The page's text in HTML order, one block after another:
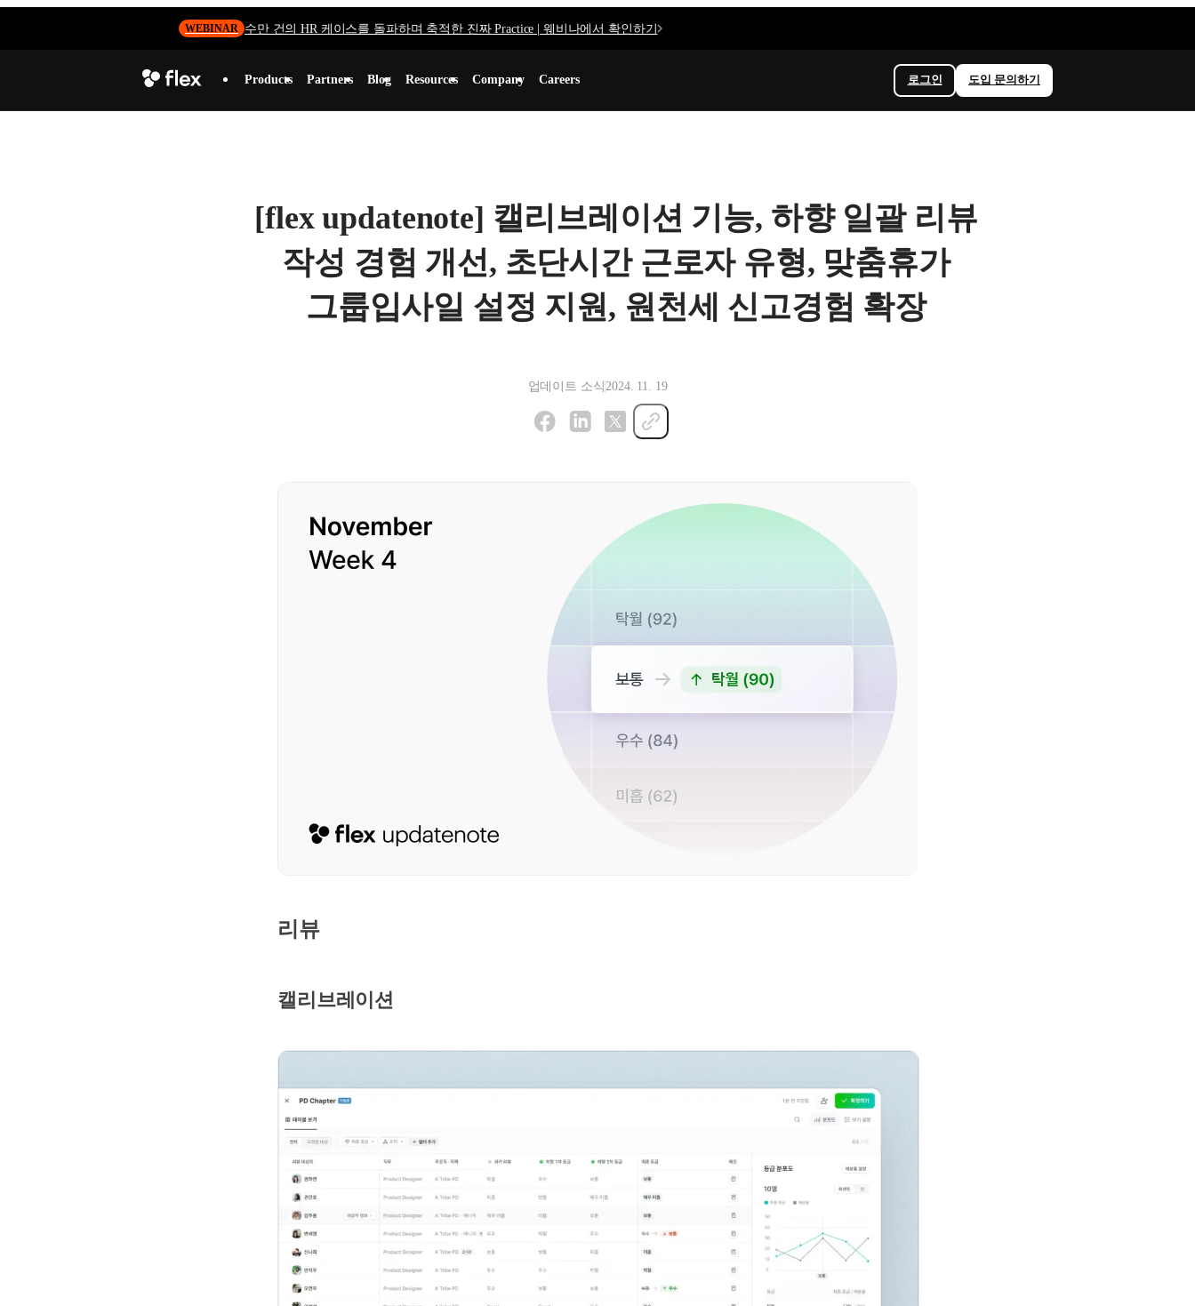
WEBINAR 수만 건의 HR 케이스를 돌파하며 축적한 진짜 Practice | 웨비나에서 확인하기
Products Partners Blog Resources Company Careers 로그인 도입 문의하기
[flex updatenote] 캘리브레이션 기능, 하향 일괄 리뷰
작성 경험 개선, 초단시간 근로자 유형, 맞춤휴가
그룹입사일 설정 지원, 원천세 신고경험 확장
업데이트 소식2024. 11. 19
리뷰
캘리브레이션